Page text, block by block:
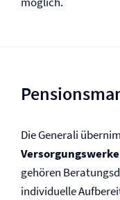
Die Generali
gehören
individuelle